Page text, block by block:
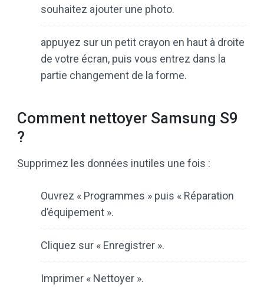
souhaitez ajouter une photo.
appuyez sur un petit crayon en haut à droite
de votre écran, puis vous entrez dans la
partie changement de la forme.
Comment nettoyer Samsung S9
?
Supprimez les données inutiles une fois :
Ouvrez « Programmes » puis « Réparation
d’équipement ».
Cliquez sur « Enregistrer ».
Imprimer « Nettoyer ».